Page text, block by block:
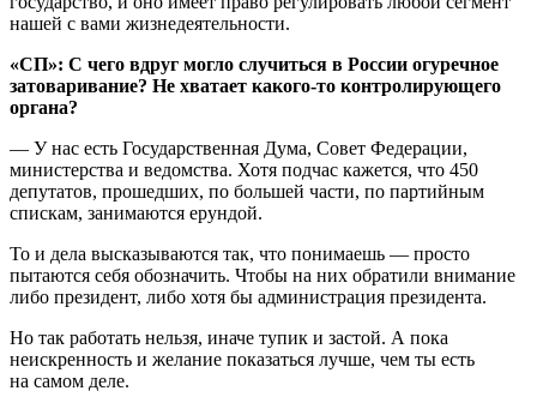
нашей с вами жизнедеятельности.
«СП»: С чего вдруг могло случиться в России огуречное
затоваривание? Не хватает какого-то контролирующего
органа?
— У нас есть Государственная Дума, Совет Федерации,
министерства и ведомства. Хотя подчас кажется, что 450
депутатов, прошедших, по большей части, по партийным
спискам, занимаются ерундой.
То и дела высказываются так, что понимаешь — просто
пытаются себя обозначить. Чтобы на них обратили внимание
либо президент, либо хотя бы администрация президента.
Но так работать нельзя, иначе тупик и застой. А пока
неискренность и желание показаться лучше, чем ты есть
на самом деле.